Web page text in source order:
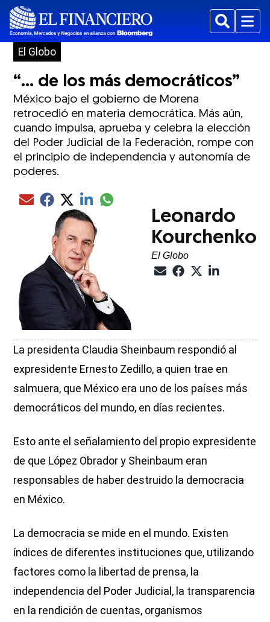
BuscarMenu
El Globo
“… de los más democráticos”
México bajo el gobierno de Morena
retrocedió en materia democrática. Más aún,
cuando impulsa, aprueba y celebra la elección
del Poder Judicial de la Federación, rompe con
el principio de independencia y autonomía de
poderes.
Compartir el artículo actual mediante Email
Compartir el artículo actual mediante Facebook
Compartir el artículo actual mediante Twitter
Compartir el artículo actual mediante LinkedIn
Compartir el artículo actual mediante
Leonardo
Kourchenko
El Globo
La presidenta Claudia Sheinbaum respondió al
expresidente Ernesto Zedillo, a quien trae en
salmuera, que México era uno de los países más
democráticos del mundo, en días recientes.
Esto ante el señalamiento del propio expresidente
de que López Obrador y Sheinbaum eran
responsables de haber destruido la democracia
en México.
La democracia se mide en el mundo. Existen
índices de diferentes instituciones que, utilizando
factores como la libertad de prensa, la
independencia del Poder Judicial, la transparencia
en la rendición de cuentas, organismos